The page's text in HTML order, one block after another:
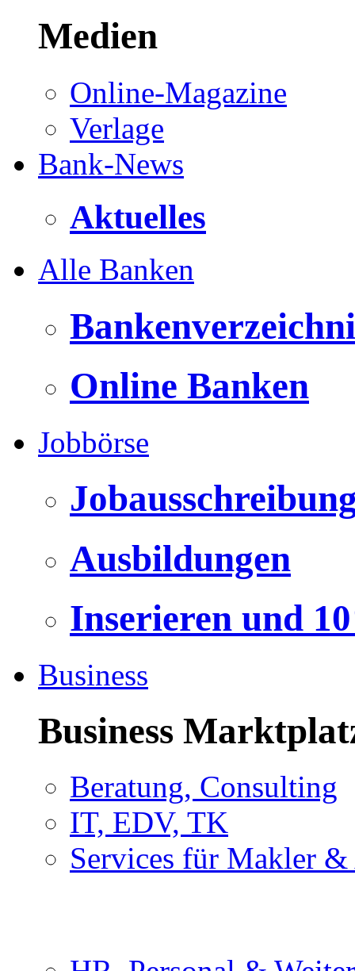
Medien
Online-Magazine
Verlage
Bank-News
Aktuelles
Alle Banken
Online Banken
Jobbörse
Ausbildungen
Inserieren und
Business
Business
Beratung, Consulting
IT, EDV, TK
Services für Makler &